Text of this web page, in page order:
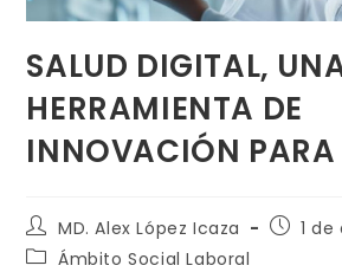
SALUD DIGITAL,
HERRAMIENTA DE
INNOVACIÓN PARA
MD. Alex López Icaza
1
Ámbito Social Laboral